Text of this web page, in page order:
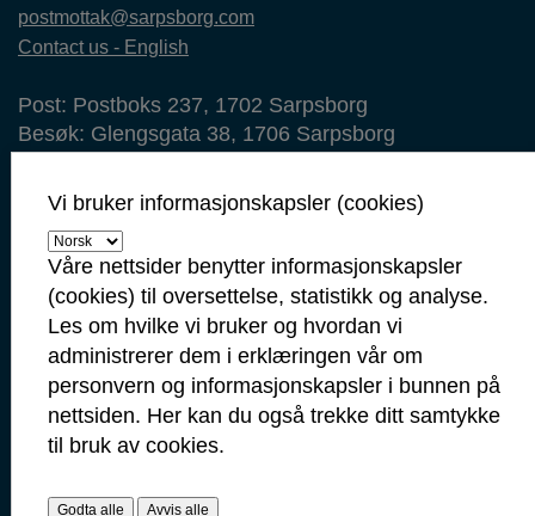
postmottak@sarpsborg.com
Contact us - English
Post: Postboks 237, 1702 Sarpsborg
Besøk: Glengsgata 38, 1706 Sarpsborg
Org.nr: 938 801 363
Kommunenummer: 3105
Min side
Ansattportal
Vakt- og nødtelefoner
Politi: 112
Brann: 110
Legevakt: 116 117
Vi bruker informasjonskapsler (cookies)
Våre nettsider benytter informasjonskapsler
(cookies) til oversettelse, statistikk og analyse.
Les om hvilke vi bruker og hvordan vi
administrerer dem i erklæringen vår om
personvern og informasjonskapsler i bunnen på
nettsiden. Her kan du også trekke ditt samtykke
til bruk av cookies.
Godta alle Avvis alle